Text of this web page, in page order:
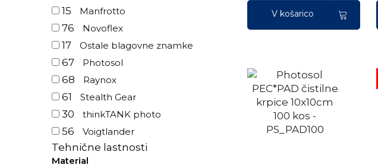
15 Manfrotto
76 Novoflex
17 Ostale blagovne znamke
67 Photosol
68 Raynox
61 Stealth Gear
30 thinkTANK photo
56 Voigtlander
Tehnične lastnosti
Material
V košarico